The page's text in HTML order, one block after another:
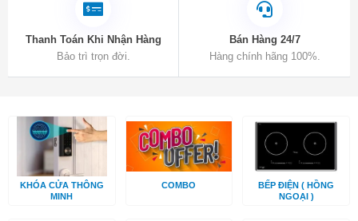
Thanh Toán Khi Nhận Hàng
Bảo trì trọn đời.
Bán Hàng 24/7
Hàng chính hãng 100%.
KHÓA CỬA THÔNG
MINH
COMBO
BẾP ĐIỆN ( HỒNG
NGOẠI )